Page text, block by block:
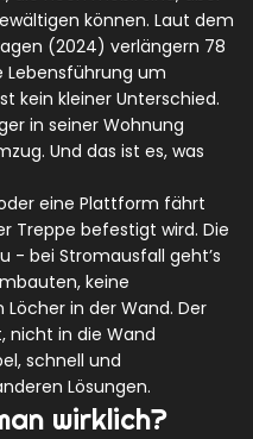
können. Laut dem
(2024) verlängern 78
Lebensführung um
kein kleiner Unterschied.
in seiner Wohnung
Und das ist es, was
eine Plattform fährt
Treppe befestigt wird. Die
- bei Stromausfall geht’s
keine
in der Wand. Der
nicht in die Wand
schnell und
Lösungen.
wirklich?